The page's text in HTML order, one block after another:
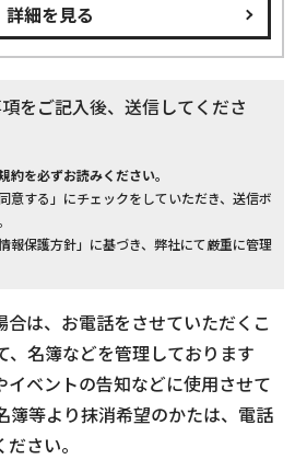
詳細を見る
をご記入後、送信してくださ
を必ずお読みください。
意する」にチェックをしていただき、送信ボ
報保護方針」に基づき、弊社にて厳重に管理
は、お電話をさせていただくこ
、名簿などを管理しております
ベントの告知などに使用させて
簿等より抹消希望のかたは、電話
さい。